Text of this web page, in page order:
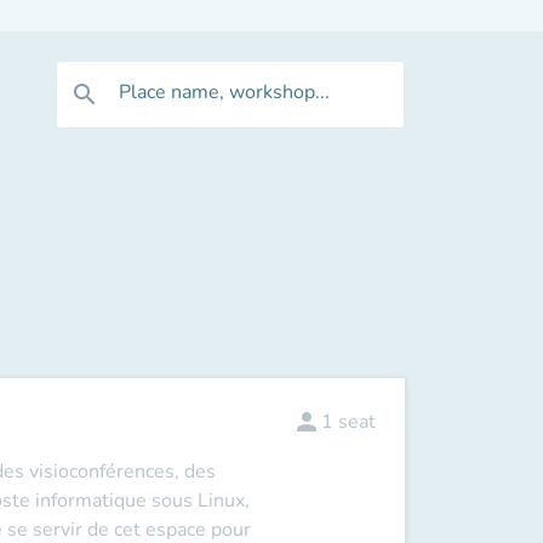
search Place name, workshop...
visioconférences, des
informatique sous Linux,
servir de cet espace pour
person 1 seat